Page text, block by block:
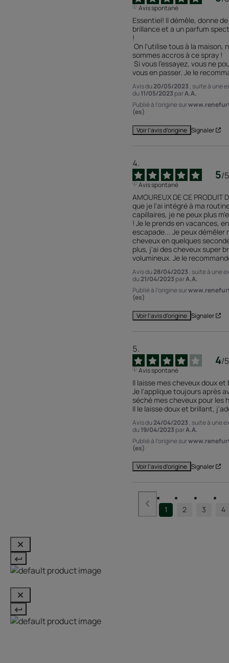
Avis spontané
Essentiel! Il démêle, donne
brillance et a un parfum
!
sommes accros à ce spray !
vous en passer. Je le
Avis du20/05/2023 , suite à une
du 11/05/2023 parA.A.
Publié à l'origine sur
(es)
Voir l’avis d’origine Signaler
5/5
Avis spontané
AMOUREUX DE CE PRODUIT
que je l'ai intégré à ma
capillaires, je ne peux plus
! Je le prends en vacances, en
escapade... Je peux démêler
cheveux en quelques
plus, j'ai des cheveux super
volumineux. Je le
Avis du28/04/2023 , suite à une
du21/04/2023 parA.A.
Publié à l'origine sur
(es)
Voir l’avis d’origine Signaler
4/5
Avis spontané
Il laisse mes cheveux doux et
Je l'applique toujours après
séché mes cheveux pour les
Il le laisse doux et brillant,
Avis du24/04/2023 , suite à une
du 19/04/2023 parA.A.
Publié à l'origine sur
(es)
Voir l’avis d’origine Signaler
1 2 3 4